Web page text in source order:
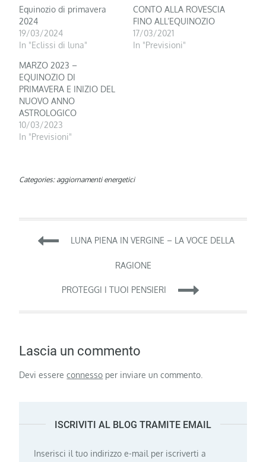
Equinozio di primavera
2024
19/03/2024
In "Eclissi di luna"
CONTO ALLA ROVESCIA
FINO ALL’EQUINOZIO
17/03/2021
In "Previsioni"
MARZO 2023 –
EQUINOZIO DI
PRIMAVERA E INIZIO DEL
NUOVO ANNO
ASTROLOGICO
10/03/2023
In "Previsioni"
Categories: aggiornamenti energetici
Navigazione
LUNA PIENA IN VERGINE – LA VOCE DELLA
RAGIONE
PROTEGGI I TUOI PENSIERI
Lascia un commento
Devi essereconnesso per inviare un commento.
ISCRIVITI AL BLOG TRAMITE EMAIL
Inserisci il tuo indirizzo e-mail per iscriverti a